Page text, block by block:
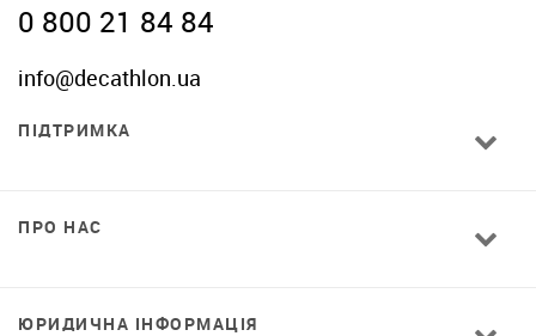
0 800 21 84 84
info@decathlon.ua
ПІДТРИМКА
ПРО НАС
ЮРИДИЧНА ІНФОРМАЦІЯ